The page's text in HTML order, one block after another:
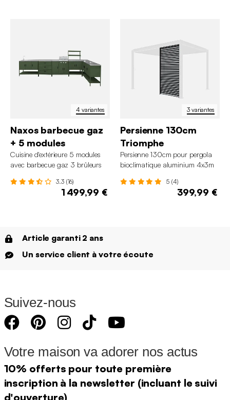
4 variantes
Naxos barbecue gaz
+ 5 modules
Cuisine d'extérieure 5 modules
avec barbecue gaz 3 brûleurs
3.3 (16)
1 499,99 €
3 variantes
Persienne 130cm
Triomphe
Persienne 130cm pour pergola
bioclimatique aluminium 4x3m
5 (4)
399,99 €
Article garanti 2 ans
Un service client à votre écoute
Suivez-nous
Votre maison va adorer nos actus
10% offerts pour toute première
inscription à la newsletter (incluant le suivi
d'ouverture)